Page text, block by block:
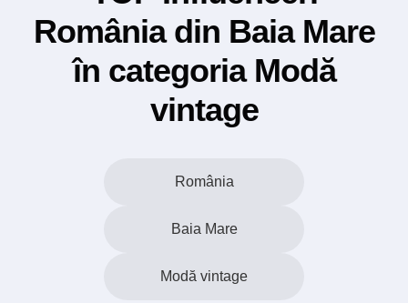
România din Baia Mare
în categoria Modă
vintage
România
Baia Mare
Modă vintage